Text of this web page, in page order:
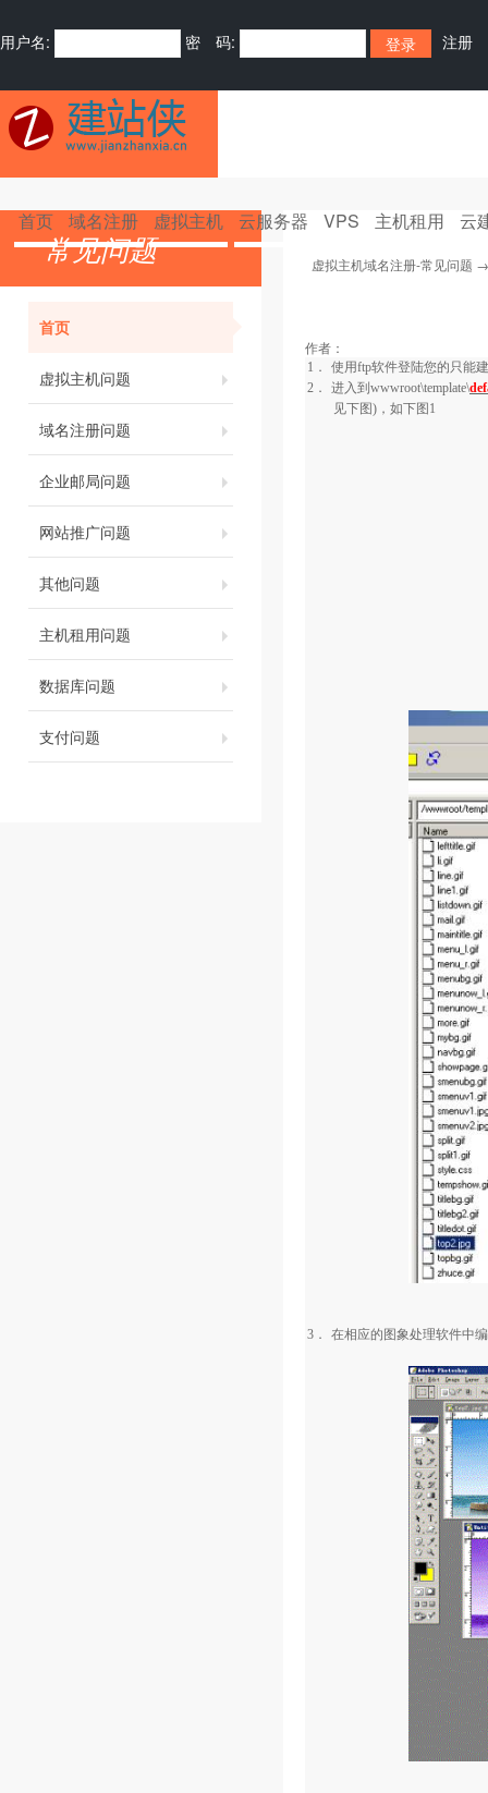
用户名: 密 码: 注册
首页 域名注册 虚拟主机 云服务器 VPS 主机租用 云
常见问题
首页
虚拟主机问题
域名注册问题
企业邮局问题
网站推广问题
其他问题
主机租用问题
数据库问题
支付问题
虚拟主机域名注册-常见问题
作者：
1． 使用ftp软件登陆您的只能
2．
进入到 wwwroot\template\
见下图)，如下图 1
3． 在相应的图象处理软件中